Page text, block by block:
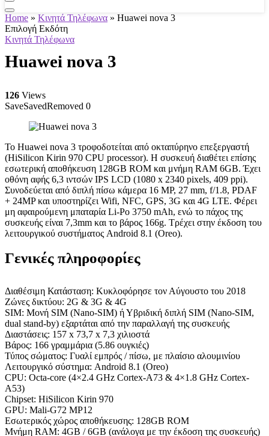
Home » Κινητά Τηλέφωνα » Huawei nova 3
Επιλογή Εκδότη
Κινητά Τηλέφωνα
Huawei nova 3
126 Views
SaveSavedRemoved 0
Το Huawei nova 3 τροφοδοτείται από οκταπύρηνο επεξεργαστή
(HiSilicon Kirin 970 CPU processor). Η συσκευή διαθέτει επίσης
εσωτερική αποθήκευση 128GB ROM και μνήμη RAM 6GB. Έχει
οθόνη αφής 6,3 ιντσών IPS LCD (1080 x 2340 pixels, 409 ppi).
Συνοδεύεται από διπλή πίσω κάμερα 16 MP, 27 mm, f/1.8, PDAF
+ 24MP και υποστηρίζει Wifi, NFC, GPS, 3G και 4G LTE. Φέρει
μη αφαιρούμενη μπαταρία Li-Po 3750 mAh, ενώ το πάχος της
συσκευής είναι 7,3mm και το βάρος 166g. Τρέχει στην έκδοση του
λειτουργικού συστήματος Android 8.1 (Oreo).
Γενικές πληροφορίες
Διαθέσιμη Κατάσταση: Κυκλοφόρησε τον Αύγουστο του 2018
Ζώνες δικτύου: 2G & 3G & 4G
SIM: Μονή SIM (Nano-SIM) ή Υβριδική διπλή SIM (Nano-SIM,
dual stand-by) εξαρτάται από την παραλλαγή της συσκευής
Διαστάσεις: 157 x 73,7 x 7,3 χιλιοστά
Βάρος: 166 γραμμάρια (5.86 ουγκιές)
Τύπος σώματος: Γυαλί εμπρός / πίσω, με πλαίσιο αλουμινίου
Λειτουργικό σύστημα: Android 8.1 (Oreo)
CPU: Octa-core (4×2.4 GHz Cortex-A73 & 4×1.8 GHz Cortex-
A53)
Chipset: HiSilicon Kirin 970
GPU: Mali-G72 ΜΡ12
Εσωτερικός χώρος αποθήκευσης: 128GB ROM
Μνήμη RAM: 4GB / 6GB (ανάλογα με την έκδοση της συσκευής)